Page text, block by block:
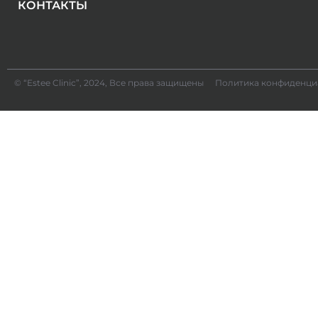
КОНТАКТЫ
© “Estee Clinic”, 2024, Все права защищены Политика